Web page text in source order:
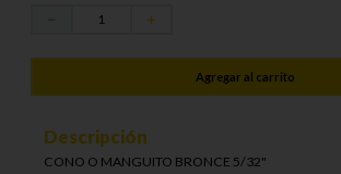
＋
Agregar al carrito
Descripción
CONO O MANGUITO BRONCE 5/32"